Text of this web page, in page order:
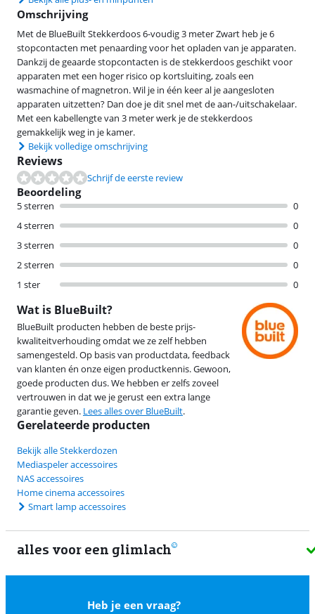
Omschrijving
Met de BlueBuilt Stekkerdoos 6-voudig 3 meter Zwart heb je 6
stopcontacten met penaarding voor het opladen van je apparaten.
Dankzij de geaarde stopcontacten is de stekkerdoos geschikt voor
apparaten met een hoger risico op kortsluiting, zoals een
wasmachine of magnetron. Wil je in één keer al je aangesloten
apparaten uitzetten? Dan doe je dit snel met de aan-/uitschakelaar.
Met een kabellengte van 3 meter werk je de stekkerdoos
gemakkelijk weg in je kamer.
Bekijk volledige omschrijving
Reviews
Schrijf de eerste review
Beoordeling
5 sterren
0
4 sterren
0
3 sterren
0
2 sterren
0
1 ster
0
Wat is BlueBuilt?
BlueBuilt producten hebben de beste prijs-
kwaliteitverhouding omdat we ze zelf hebben
samengesteld. Op basis van productdata, feedback
van klanten én onze eigen productkennis. Gewoon,
goede producten dus. We hebben er zelfs zoveel
vertrouwen in dat we je gerust een extra lange
garantie geven. Lees alles over BlueBuilt.
Gerelateerde producten
Bekijk alle Stekkerdozen
Mediaspeler accessoires
NAS accessoires
Home cinema accessoires
Smart lamp accessoires
alles voor een glimlach
Heb je een vraag?